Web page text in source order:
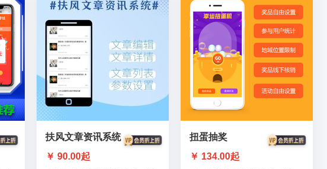
扶风文章资讯系统
￥ 90.00起
扭蛋抽奖
￥ 134.00起